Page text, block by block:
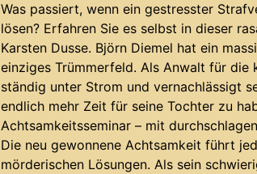
Was passiert, wenn ein gestresster
lösen? Erfahren Sie es selbst in dieser
Karsten Dusse. Björn Diemel hat ein
einziges Trümmerfeld. Als Anwalt für
ständig unter Strom und vernachlässigt
endlich mehr Zeit für seine Tochter zu
Achtsamkeitsseminar – mit
Die neu gewonnene Achtsamkeit führt
mörderischen Lösungen. Als sein